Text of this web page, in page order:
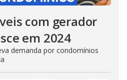
com gerador
em 2024
demanda por condomínios